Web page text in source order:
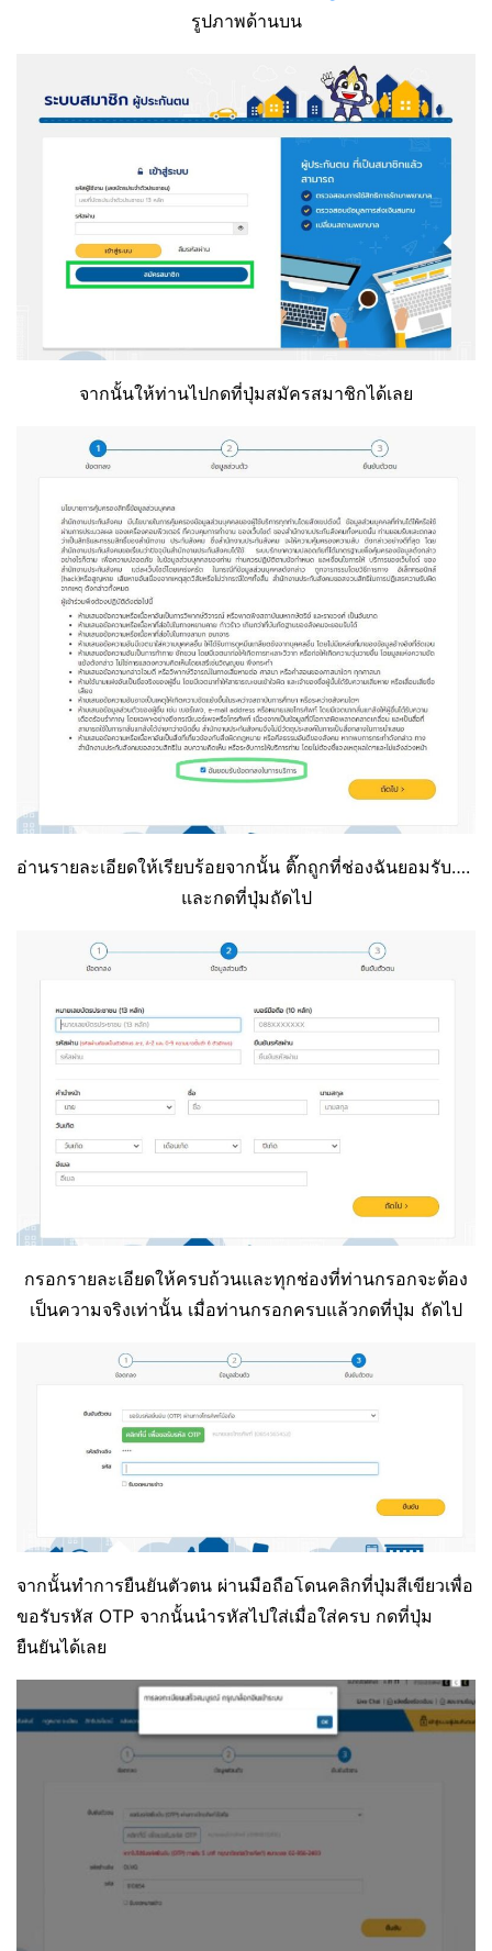
รูปภาพด้านบน
จากนั้นให้ท่านไปกดที่ปุ่มสมัครสมาชิกได้เลย
อ่านรายละเอียดให้เรียบร้อยจากนั้น ติ๊กถูกที่ช่องฉันยอมรับ….
และกดที่ปุ่มถัดไป
กรอกรายละเอียดให้ครบถ้วนและทุกช่องที่ท่านกรอกจะต้อง
เป็นความจริงเท่านั้น เมื่อท่านกรอกครบแล้วกดที่ปุ่ม ถัดไป
จากนั้นทำการยืนยันตัวตน ผ่านมือถือโดนคลิกที่ปุ่มสีเขียวเพื่อ
ขอรับรหัส OTP จากนั้นนำรหัสไปใส่เมื่อใส่ครบ กดที่ปุ่ม
ยืนยันได้เลย